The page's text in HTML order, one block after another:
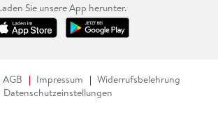
Sie unsere App herunter.
AGB Impressum
Widerrufsbelehrung
Datenschutzeinstellungen